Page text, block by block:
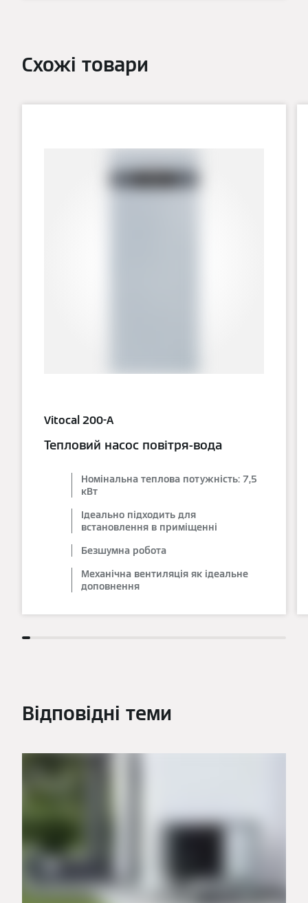
Схожі товари
Vitocal 200-A
Тепловий насос повітря-вода
Номінальна теплова потужність: 7,5
кВт
Ідеально підходить для
встановлення в приміщенні
Безшумна робота
Механічна вентиляція як ідеальне
доповнення
Відповідні теми